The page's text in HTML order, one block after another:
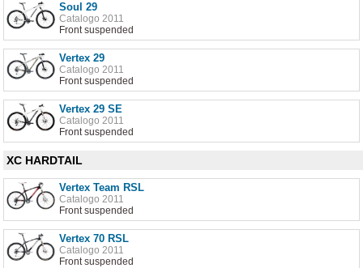
Soul 29
Catalogo 2011
Front suspended
Vertex 29
Catalogo 2011
Front suspended
Vertex 29 SE
Catalogo 2011
Front suspended
XC HARDTAIL
Vertex Team RSL
Catalogo 2011
Front suspended
Vertex 70 RSL
Catalogo 2011
Front suspended